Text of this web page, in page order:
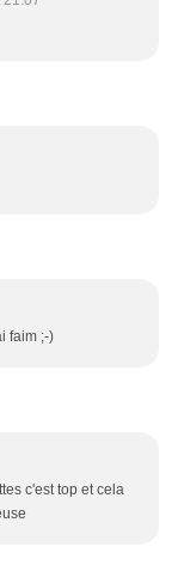
faim ;-)
c'est top et cela